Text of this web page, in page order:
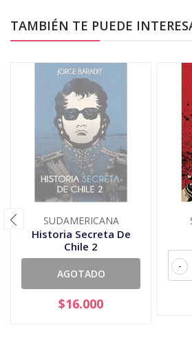
TAMBIÉN TE PUEDE
SUDAMERICANA
Historia Secreta De
Chile 2
AGOTADO
$16.000
-